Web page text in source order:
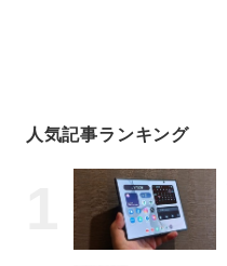
人気記事ランキング